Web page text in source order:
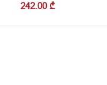
242.00₾